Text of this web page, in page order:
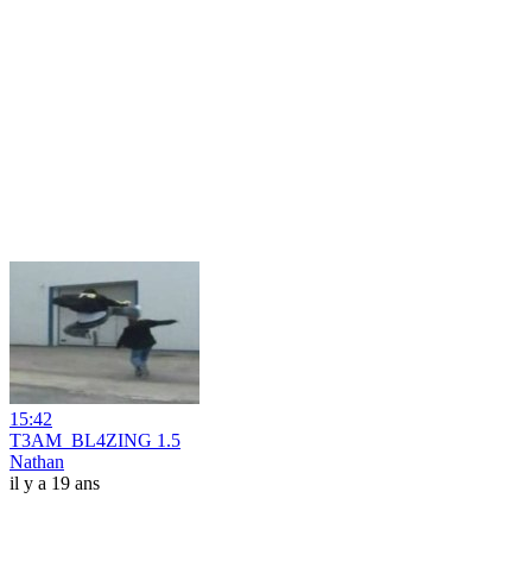
15:42
T3AM_BL4ZING 1.5
Nathan
il y a 19 ans